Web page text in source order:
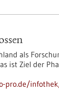
als
ist Ziel der
pro.de/